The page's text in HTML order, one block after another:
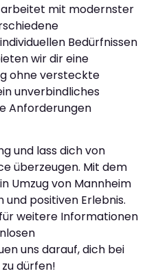
arbeitet mit modernster
Bedürfnissen
wir dir eine
ohne versteckte
unverbindliches
Anforderungen
und lass dich von
überzeugen. Mit dem
Umzug von Mannheim
positiven Erlebnis.
weitere Informationen
uns darauf, dich bei
dürfen!